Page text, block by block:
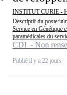
INSTITUT CURIE -
Descriptif du
Service en Génétique
paramédicales du
CDI - Non
Publié il y a 22 jours